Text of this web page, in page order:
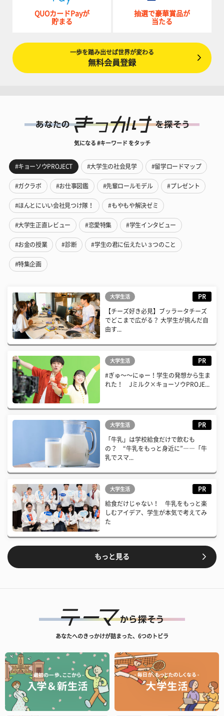
QUOカードPayが
貯まる
抽選で豪華賞品が
当たる
一歩を踏み出せば世界が変わる
無料会員登録
気になる #キーワード をタッチ
#キョーソウPROJECT #大学生の社会見学 #留学ロードマップ
#ガクラボ #お仕事図鑑 #先輩ロールモデル #プレゼント
#ほんとにいい会社見つけ隊！ #もやもや解決ゼミ
#大学生正直レビュー #恋愛特集 #学生インタビュー
#お金の授業 #診断 #学生の君に伝えたい３つのこと
#特集企画
大学生活 PR
【チーズ好き必見】ブッラータチーズ
でどこまで広がる？ 大学生が挑んだ自
由す...
大学生活 PR
#ぎゅ〜〜にゅー！学生の発想から生ま
れた！ Jミルク×キョーソウPROJE...
大学生活 PR
「牛乳」は学校給食だけで飲むも
の？ “牛乳をもっと身近に”――「牛
乳でスマ...
大学生活 PR
給食だけじゃない！ 牛乳をもっと楽
しむアイデア、学生が本気で考えてみ
た
もっと見る
あなたへのきっかけが詰まった、6つのトビラ